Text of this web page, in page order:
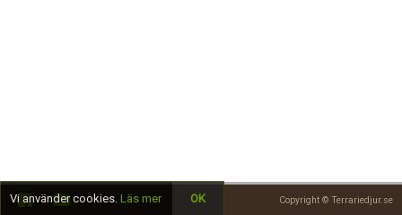
Copyright © Terrariedjur.se
Vi använder cookies. Läs mer OK